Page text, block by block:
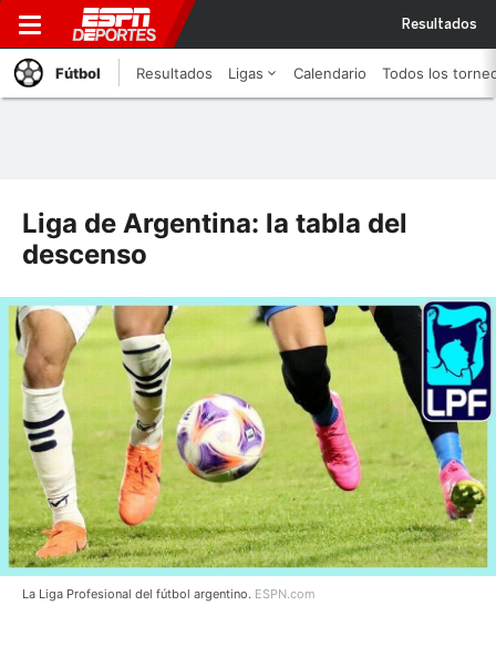
Resultados
Fútbol Resultados Ligas Calendario Todos los
Liga de Argentina: la tabla del
descenso
La Liga Profesional del fútbol argentino. ESPN.com